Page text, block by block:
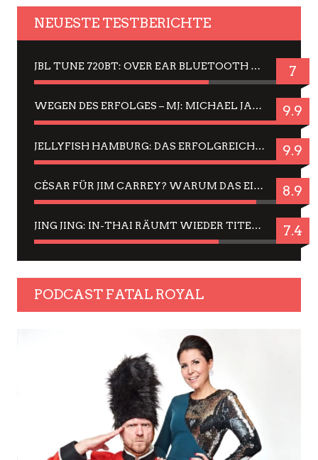
NEUESTE TESTBERICHTE
JBL TUNE 720BT: OVER EAR BLUETOOTH KOPFHÖRER UM DIE 50,-€ IM DAUER-TEST 7
WEGEN DES ERFOLGES – MJ: MICHAEL JACKSON MUSICAL IN EINER MATINEE SEHEN 9.9
JELLYFISH HAMBURG: DAS ERFOLGREICHE SOMMER-MENÜ 2025 IN GEFÜHLEN UND BILDERN 9.9
CÉSAR FÜR JIM CARREY? WARUM DAS EINER DER NERVIGSTEN ACTORS IST UND BLEIBT 8.9
JING JING: IN-THAI RÄUMT WIEDER TITEL AB – EIN ZWEI-STUNDEN-ERLEBNISBERICHT 7.4
PODCAST FATAL ROYAL